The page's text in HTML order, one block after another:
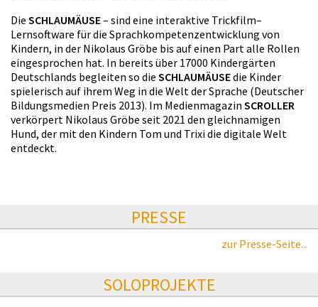
Die SCHLAUMÄUSE– sind eine interaktive Trickfilm–
Lernsoftware für die Sprachkompetenzentwicklung von
Kindern, in der Nikolaus Gröbe bis auf einen Part alle Rollen
eingesprochen hat. In bereits über 17000 Kindergärten
Deutschlands begleiten so die SCHLAUMÄUSEdie Kinder
spielerisch auf ihrem Weg in die Welt der Sprache (Deutscher
Bildungsmedien Preis 2013). Im Medienmagazin SCROLLER
verkörpert Nikolaus Gröbe seit 2021 den gleichnamigen
Hund, der mit den Kindern Tom und Trixi die digitale Welt
entdeckt.
PRESSE
zur Presse-Seite...
SOLOPROJEKTE